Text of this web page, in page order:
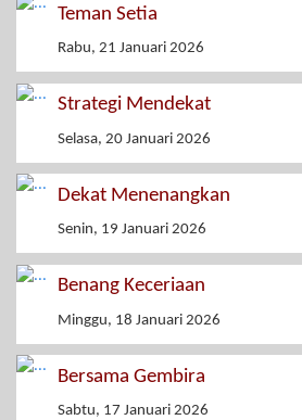
Teman Setia
Rabu, 21 Januari 2026
Strategi Mendekat
Selasa, 20 Januari 2026
Dekat Menenangkan
Senin, 19 Januari 2026
Benang Keceriaan
Minggu, 18 Januari 2026
Bersama Gembira
Sabtu, 17 Januari 2026